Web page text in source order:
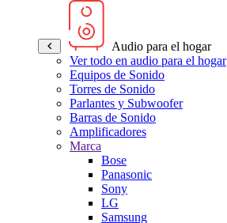
Audio para el hogar
Ver todo en audio para el hogar
Equipos de Sonido
Torres de Sonido
Parlantes y Subwoofer
Barras de Sonido
Amplificadores
Marca
Bose
Panasonic
Sony
LG
Samsung